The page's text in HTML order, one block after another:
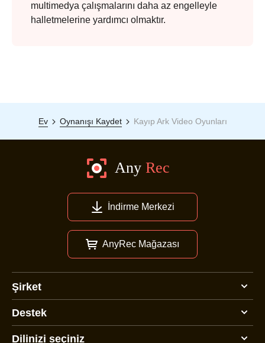
multimedya çalışmalarını daha az engelleyle
halletmelerine yardımcı olmaktır.
Ev Oynanışı Kaydet Kayıp Ark Video Oyunları
İndirme Merkezi
AnyRec Mağazası
Şirket
Destek
Dilinizi seçiniz